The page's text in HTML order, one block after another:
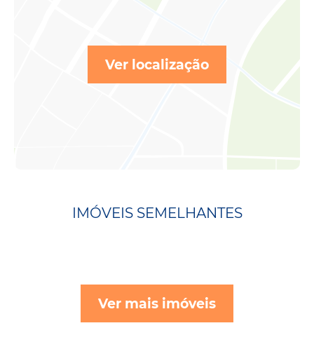
Ver localização
IMÓVEIS SEMELHANTES
Ver mais imóveis